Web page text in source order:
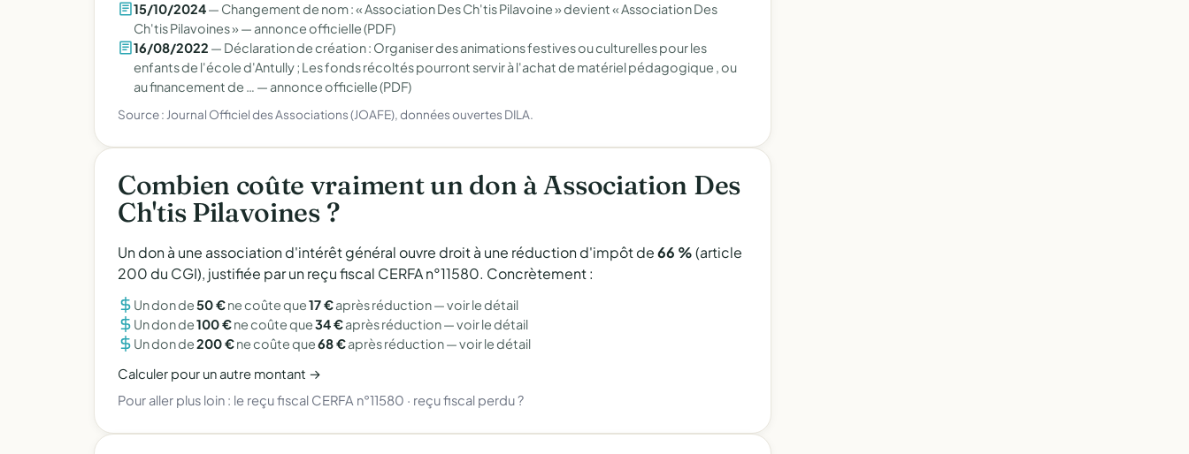
15/10/2024— Changement de nom : « Association Des Ch'tis Pilavoine » devient « Association Des
Ch'tis Pilavoines » — annonce officielle (PDF)
16/08/2022 — Déclaration de création : Organiser des animations festives ou culturelles pour les
enfants de l'école d'Antully ; Les fonds récoltés pourront servir à l'achat de matériel pédagogique , ou
au financement de … — annonce officielle (PDF)
Source : Journal Officiel des Associations (JOAFE), données ouvertes DILA.
Combien coûte vraiment un don à Association Des
Ch'tis Pilavoines ?
Un don à une association d'intérêt général ouvre droit à une réduction d'impôt de66 %(article
200 du CGI), justifiée par un reçu fiscal CERFA n°11580. Concrètement :
Un don de50 €ne coûte que17 €après réduction —voir le détail
Un don de100 €ne coûte que34 €après réduction —voir le détail
Un don de200 €ne coûte que68 €après réduction —voir le détail
Calculer pour un autre montant →
Pour aller plus loin : le reçu fiscal CERFA n°11580 · reçu fiscal perdu ?